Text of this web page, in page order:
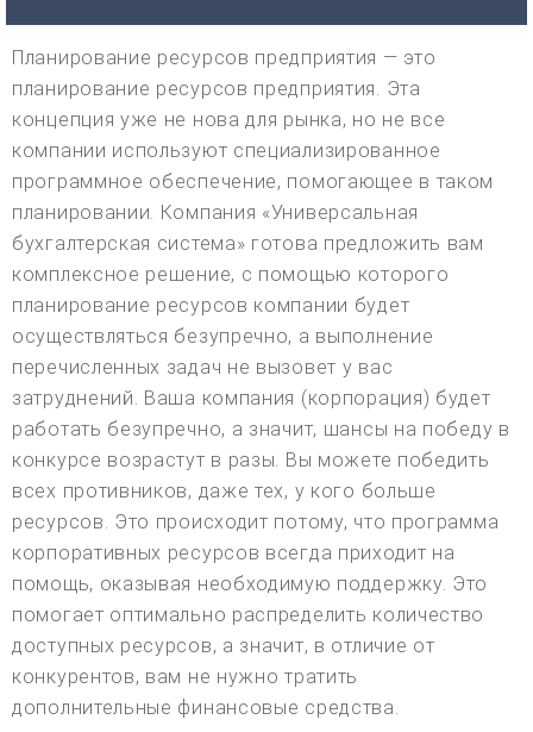
Планирование ресурсов предприятия — это
планирование ресурсов предприятия. Эта
концепция уже не нова для рынка, но не все
компании используют специализированное
программное обеспечение, помогающее в таком
планировании. Компания «Универсальная
бухгалтерская система» готова предложить вам
комплексное решение, с помощью которого
планирование ресурсов компании будет
осуществляться безупречно, а выполнение
перечисленных задач не вызовет у вас
затруднений. Ваша компания (корпорация) будет
работать безупречно, а значит, шансы на победу в
конкурсе возрастут в разы. Вы можете победить
всех противников, даже тех, у кого больше
ресурсов. Это происходит потому, что программа
корпоративных ресурсов всегда приходит на
помощь, оказывая необходимую поддержку. Это
помогает оптимально распределить количество
доступных ресурсов, а значит, в отличие от
конкурентов, вам не нужно тратить
дополнительные финансовые средства.